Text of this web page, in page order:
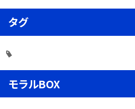
タグ
モラルBOX